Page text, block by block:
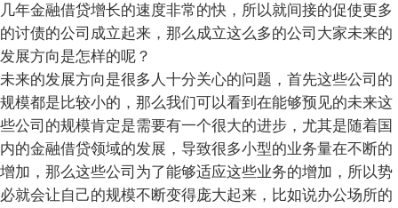
几年金融借贷增长的速度非常的快，所以就间接的促使更多
的讨债的公司成立起来，那么成立这么多的公司大家未来的
发展方向是怎样的呢？
未来的发展方向是很多人十分关心的问题，首先这些公司的
规模都是比较小的，那么我们可以看到在能够预见的未来这
些公司的规模肯定是需要有一个很大的进步，尤其是随着国
内的金融借贷领域的发展，导致很多小型的业务量在不断的
增加，那么这些公司为了能够适应这些业务的增加，所以势
必就会让自己的规模不断变得庞大起来，比如说办公场所的